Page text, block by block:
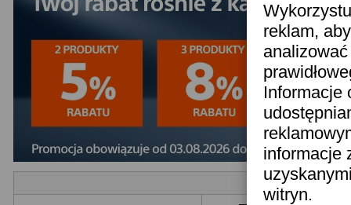
reklam,
Informacje
informacje
witryn.